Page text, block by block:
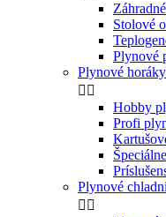
Stolové
Plynové
Plynové horáky
 
Hobby
Profi
Plynové
 